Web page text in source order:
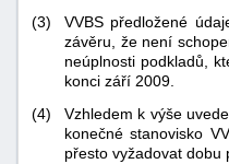
(3)
VVBS předložené
závěru, že není
neúplnosti podkladů,
konci září 2009.
(4)
Vzhledem k výše
konečné stanovisko
přesto vyžadovat